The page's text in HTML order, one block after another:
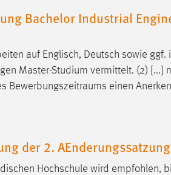
Bachelor Industrial
auf Englisch, Deutsch sowie ggf.
Master-Studium vermittelt. (2) [...]
Bewerbungszeitraums einen
der 2. AEnderungssatzung
Hochschule wird empfohlen,